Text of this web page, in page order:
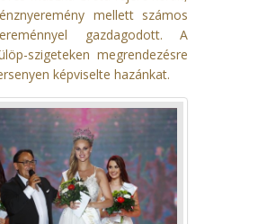
mellett számos
gazdagodott. A
szigeteken megrendezésre
képviselte hazánkat.